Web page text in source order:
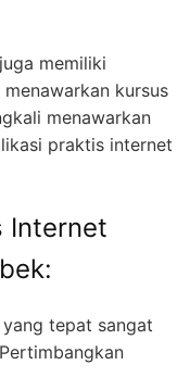
memiliki
kursus
menawarkan
praktis internet
Internet
tepat sangat